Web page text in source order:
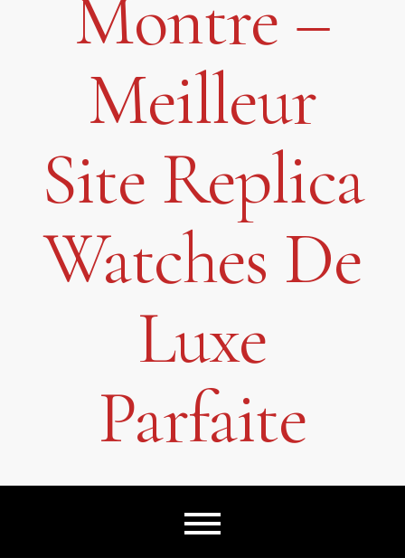
Montre –
Meilleur
Site Replica
Watches De
Luxe
Parfaite